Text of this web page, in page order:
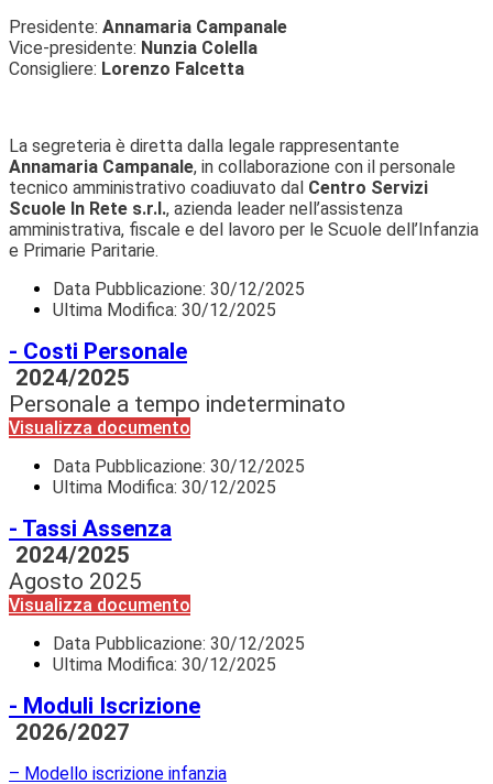
Presidente: Annamaria Campanale
Vice-presidente: Nunzia Colella
Consigliere: Lorenzo Falcetta
La segreteria è diretta dalla legale rappresentante
Annamaria Campanale, in collaborazione con il personale
tecnico amministrativo coadiuvato dal Centro Servizi
Scuole In Rete s.r.l., azienda leader nell’assistenza
amministrativa, fiscale e del lavoro per le Scuole dell’Infanzia
e Primarie Paritarie.
Data Pubblicazione: 30/12/2025
Ultima Modifica: 30/12/2025
- Costi Personale
2024/2025
Personale a tempo indeterminato
Visualizza documento
Data Pubblicazione: 30/12/2025
Ultima Modifica: 30/12/2025
- Tassi Assenza
2024/2025
Agosto 2025
Visualizza documento
Data Pubblicazione: 30/12/2025
Ultima Modifica: 30/12/2025
- Moduli Iscrizione
2026/2027
– Modello iscrizione infanzia